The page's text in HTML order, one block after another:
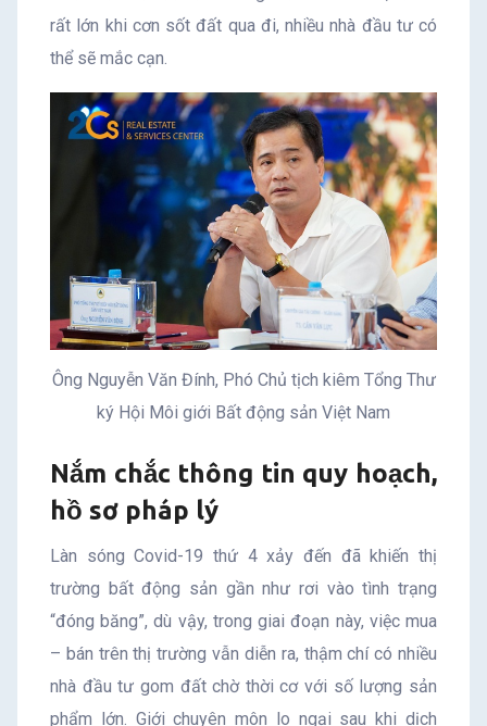
rất lớn khi cơn sốt đất qua đi, nhiều nhà đầu tư có
thể sẽ mắc cạn.
Ông Nguyễn Văn Đính, Phó Chủ tịch kiêm Tổng Thư
ký Hội Môi giới Bất động sản Việt Nam
Nắm chắc thông tin quy hoạch,
hồ sơ pháp lý
Làn sóng Covid-19 thứ 4 xảy đến đã khiến thị
trường bất động sản gần như rơi vào tình trạng
“đóng băng”, dù vậy, trong giai đoạn này, việc mua
– bán trên thị trường vẫn diễn ra, thậm chí có nhiều
nhà đầu tư gom đất chờ thời cơ với số lượng sản
phẩm lớn. Giới chuyên môn lo ngại sau khi dịch